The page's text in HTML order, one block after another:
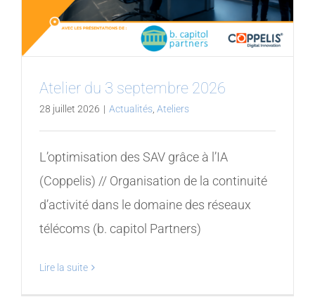
Atelier du 3 septembre 2026
28 juillet 2026 | Actualités Ateliers
L’optimisation des SAV grâce à l’IA
(Coppelis) // Organisation de la continuité
d’activité dans le domaine des réseaux
télécoms (b. capitol Partners)
Lire la suite